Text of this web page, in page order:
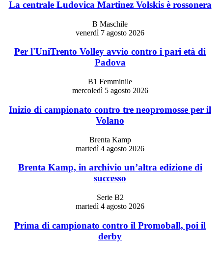
La centrale Ludovica Martinez Volskis è rossonera
B Maschile
venerdì 7 agosto 2026
Per l'UniTrento Volley avvio contro i pari età di
Padova
B1 Femminile
mercoledì 5 agosto 2026
Inizio di campionato contro tre neopromosse per il
Volano
Brenta Kamp
martedì 4 agosto 2026
Brenta Kamp, in archivio un’altra edizione di
successo
Serie B2
martedì 4 agosto 2026
Prima di campionato contro il Promoball, poi il
derby